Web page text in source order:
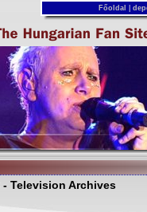
Főoldal
- Television Archives